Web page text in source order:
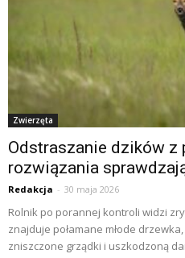
Zwierzęta
Odstraszanie dzików
rozwiązania
Redakcja - 30 maja 2026
Rolnik po porannej kontroli widzi
znajduje połamane młode
zniszczone grządki i uszkodzoną